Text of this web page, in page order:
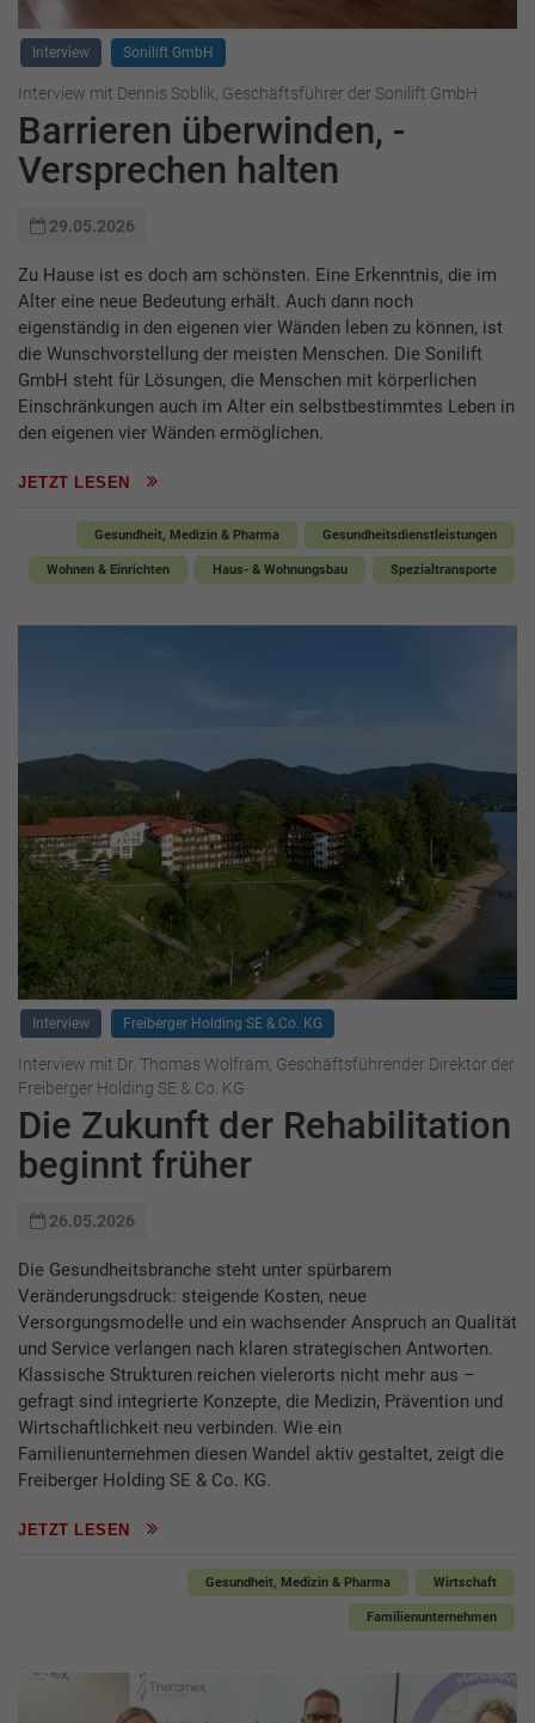
Interview Sonilift GmbH
Interview mit Dennis Soblik, Geschäftsführer der Sonilift GmbH
Barrieren überwinden, ­
Versprechen halten
29.05.2026
Zu Hause ist es doch am schönsten. Eine Erkenntnis, die im
Alter eine neue Bedeutung erhält. Auch dann noch
eigenständig in den eigenen vier Wänden leben zu können, ist
die Wunschvorstellung der meisten Menschen. Die Sonilift
GmbH steht für Lösungen, die Menschen mit körperlichen
Einschränkungen auch im Alter ein selbstbestimmtes Leben in
den eigenen vier Wänden ermöglichen.
JETZT LESEN
Gesundheit, Medizin & Pharma Gesundheitsdienstleistungen
Wohnen & Einrichten Haus- & Wohnungsbau Spezialtransporte
Interview Freiberger Holding SE & Co. KG
Interview mit Dr. Thomas Wolfram, Geschäftsführender Direktor der
Freiberger Holding SE & Co. KG
Die Zukunft der Rehabilitation
­beginnt früher
26.05.2026
Die Gesundheitsbranche steht unter spürbarem
Veränderungsdruck: steigende Kosten, neue
Versorgungsmodelle und ein wachsender Anspruch an Qualität
und Service verlangen nach klaren strategischen Antworten.
Klassische Strukturen reichen vielerorts nicht mehr aus –
gefragt sind integrierte Konzepte, die Medizin, Prävention und
Wirtschaftlichkeit neu verbinden. Wie ein
Familienunternehmen diesen Wandel aktiv gestaltet, zeigt die
Freiberger Holding SE & Co. KG.
JETZT LESEN
Gesundheit, Medizin & Pharma Wirtschaft
Familienunternehmen